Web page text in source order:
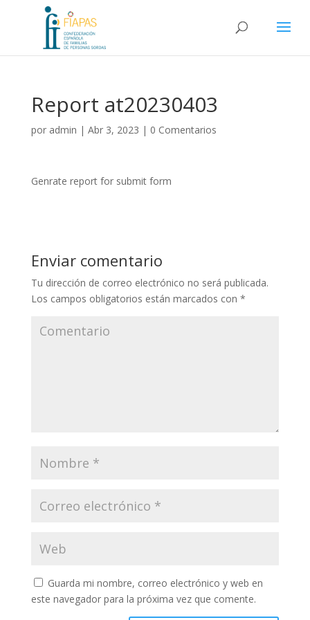
Report at20230403
por admin | Abr 3, 2023 | 0 Comentarios
Genrate report for submit form
Enviar comentario
Tu dirección de correo electrónico no será publicada.
Los campos obligatorios están marcados con *
Guarda mi nombre, correo electrónico y web en
este navegador para la próxima vez que comente.